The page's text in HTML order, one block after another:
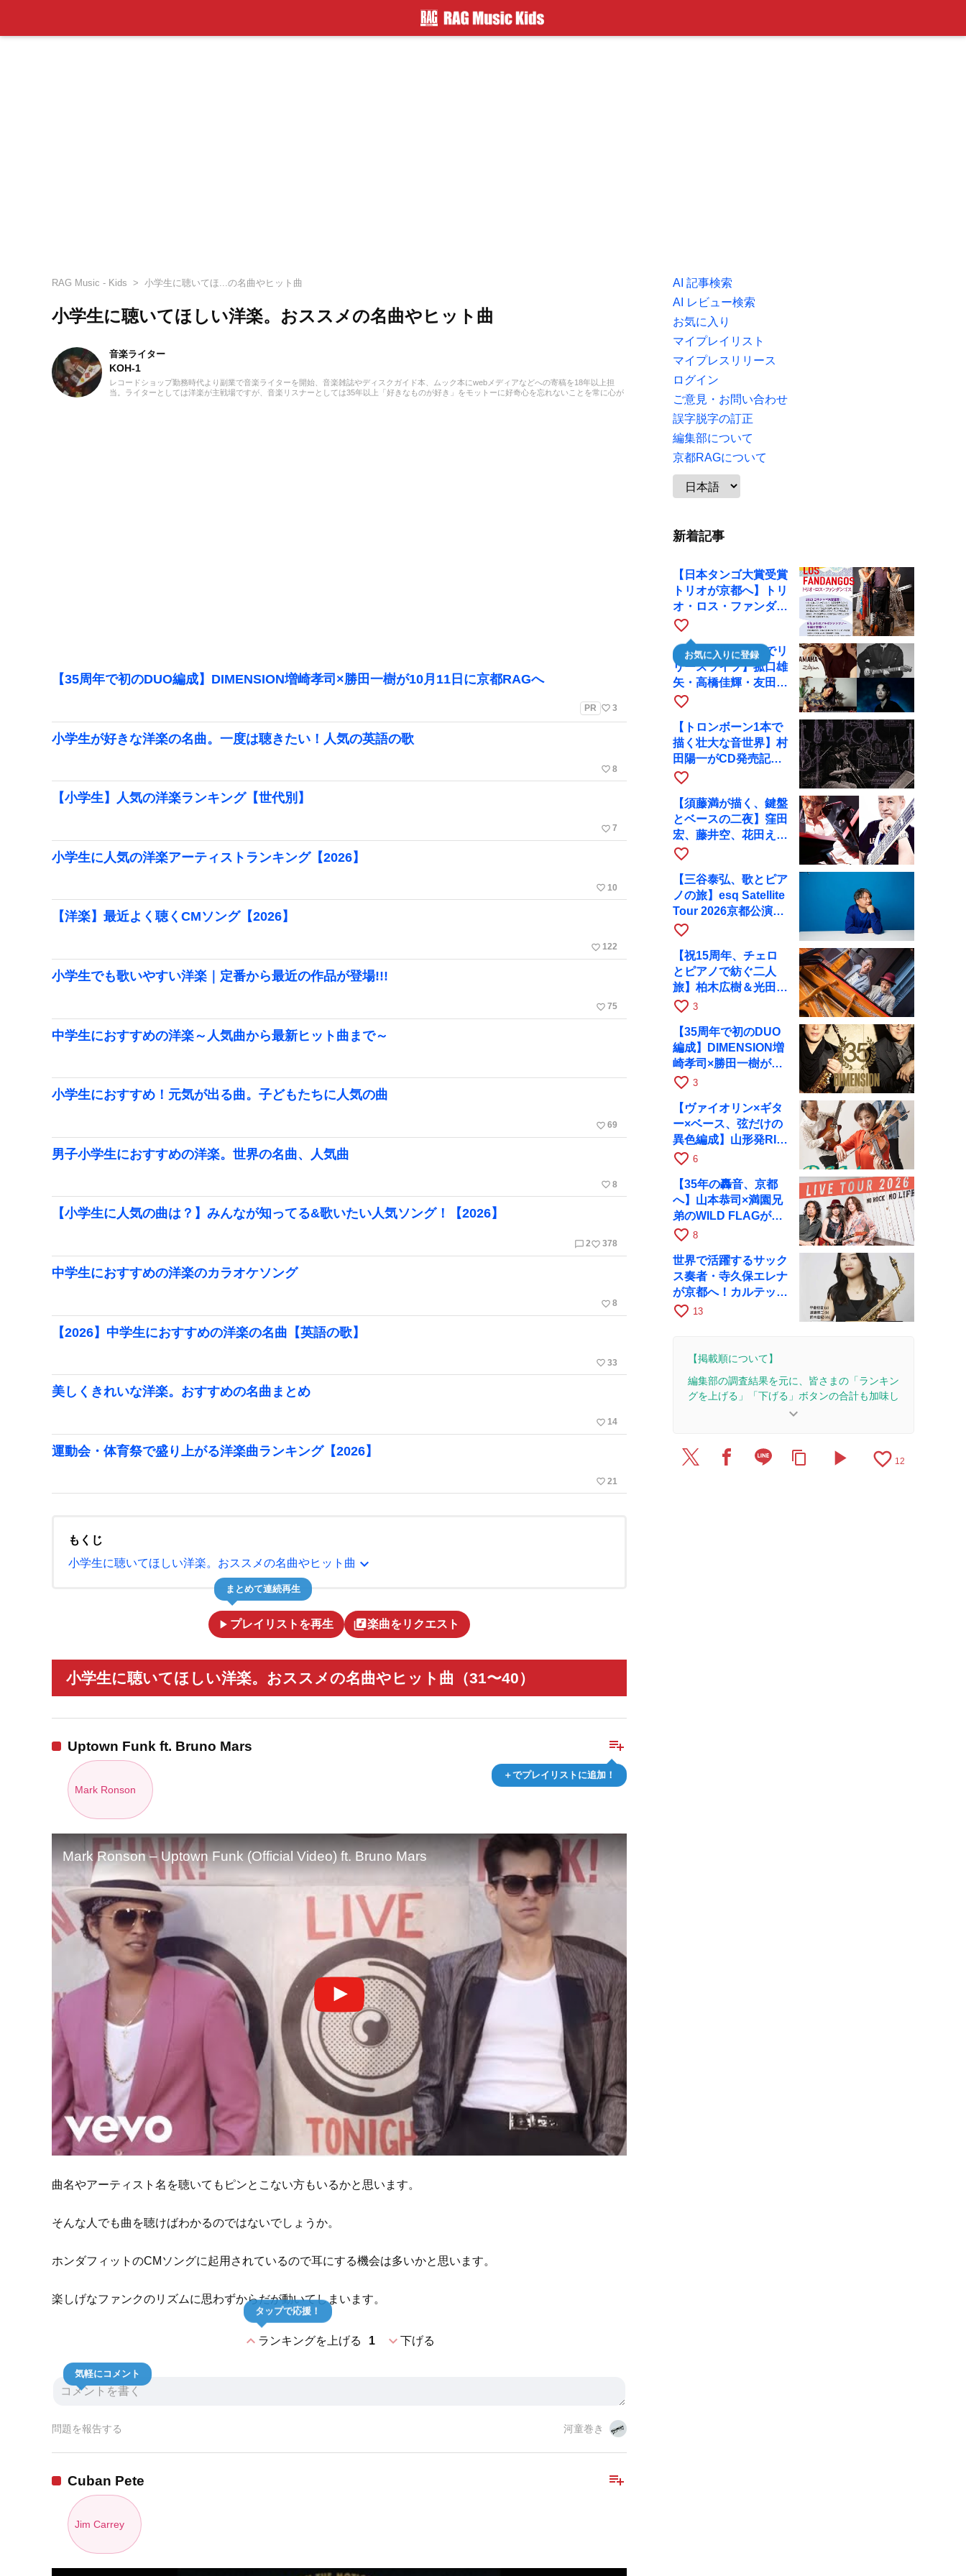
RAG Music - Kids 小学生に聴いてほ...の名曲やヒット曲
小学生に聴いてほしい洋楽。おススメの名曲やヒット曲
音楽ライター
KOH-1
レコードショップ勤務時代より副業で音楽ライターを開始、音楽雑誌やディスクガイド本、ムック本にwebメディアなどへの寄稿を18年以上担
当。ライターとしては洋楽が主戦場ですが、音楽リスナーとしては35年以上「好きなものが好き」をモットーに好奇心を忘れないことを常に心が
【35周年で初のDUO編成】DIMENSION増崎孝司×勝田一樹が10月11日に京都RAGへ
PR favorite_border 3
小学生が好きな洋楽の名曲。一度は聴きたい！人気の英語の歌
favorite_border 8
【小学生】人気の洋楽ランキング【世代別】
favorite_border 7
小学生に人気の洋楽アーティストランキング【2026】
favorite_border 10
【洋楽】最近よく聴くCMソング【2026】
favorite_border 122
小学生でも歌いやすい洋楽｜定番から最近の作品が登場!!!
favorite_border 75
中学生におすすめの洋楽～人気曲から最新ヒット曲まで～
小学生におすすめ！元気が出る曲。子どもたちに人気の曲
favorite_border 69
男子小学生におすすめの洋楽。世界の名曲、人気曲
favorite_border 8
【小学生に人気の曲は？】みんなが知ってる&歌いたい人気ソング！【2026】
chat_bubble_outline 2favorite_border 378
中学生におすすめの洋楽のカラオケソング
favorite_border 8
【2026】中学生におすすめの洋楽の名曲【英語の歌】
favorite_border 33
美しくきれいな洋楽。おすすめの名曲まとめ
favorite_border 14
運動会・体育祭で盛り上がる洋楽曲ランキング【2026】
favorite_border 21
もくじ
小学生に聴いてほしい洋楽。おススメの名曲やヒット曲 expand_more
play_arrow プレイリストを再生
まとめて連続再生
library_music楽曲をリクエスト
小学生に聴いてほしい洋楽。おススメの名曲やヒット曲（31〜40）
playlist_add
＋でプレイリストに追加！
Uptown Funk ft. Bruno Mars
Mark Ronson
Mark Ronson – Uptown Funk (Official Video) ft. Bruno Mars
曲名やアーティスト名を聴いてもピンとこない方もいるかと思います。
そんな人でも曲を聴けばわかるのではないでしょうか。
ホンダフィットのCMソングに起用されているので耳にする機会は多いかと思います。
楽しげなファンクのリズムに思わずからだが動いてしまいます。
expand_lessランキングを上げる 1
タップで応援！
expand_more下げる
気軽にコメント
河童巻き
問題を報告する
playlist_add
Cuban Pete
Jim Carrey
AI 記事検索
AI レビュー検索
お気に入り
マイプレイリスト
マイプレスリリース
ログイン
ご意見・お問い合わせ
誤字脱字の訂正
編集部について
京都RAGについて
新着記事
【日本タンゴ大賞受賞
トリオが京都へ】トリ
オ・ロス・ファンダン
ゴスが10月9日にRAG
で公演
favorite_border
お気に入りに登録
【川口千里、京都でリ
リースライブ】菰口雄
矢・高橋佳輝・友田ジ
ュンと9月28日にRAG
favorite_border
【トロンボーン1本で
描く壮大な音世界】村
田陽一がCD発売記念
ツアーで9月4日に京
favorite_border
【須藤満が描く、鍵盤
とベースの二夜】窪田
宏、藤井空、花田えみ
と京都RAGで共演
favorite_border
【三谷泰弘、歌とピア
ノの旅】esq Satellite
Tour 2026京都公演を
10月に開催
favorite_border
【祝15周年、チェロ
とピアノで紡ぐ二人
旅】柏木広樹＆光田健
一が11月12日に京都
favorite_border 3
【35周年で初のDUO
編成】DIMENSION増
崎孝司×勝田一樹が10
月11日に京都RAGへ
favorite_border 3
【ヴァイオリン×ギタ
ー×ベース、弦だけの
異色編成】山形発RIM
が初全国ツアーで8月
favorite_border 6
【35年の轟音、京都
へ】山本恭司×満園兄
弟のWILD FLAGが8
月6日にRAGでライブ
favorite_border 8
世界で活躍するサック
ス奏者・寺久保エレナ
が京都へ！カルテッ
ト・ツアー京都公演を
favorite_border 13
【掲載順について】
編集部の調査結果を元に、皆さまの「ランキン
グを上げる」「下げる」ボタンの合計も加味し
2024/1/5：1本のレビューを追加・更新。
2020/5/10：記事全体をアップデートしました。
keyboard_arrow_down
content_copy play_arrow favorite_border 12